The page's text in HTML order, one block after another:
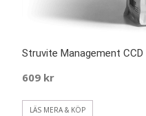
Struvite Management
609 kr
LÄS MERA & KÖP